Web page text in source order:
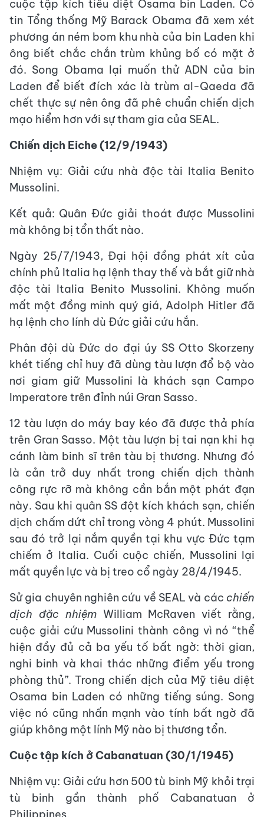
cuộc tập kích tiêu diệt Osama bin Laden. Có
tin Tổng thống Mỹ Barack Obama đã xem xét
phương án ném bom khu nhà của bin Laden khi
ông biết chắc chắn trùm khủng bố có mặt ở
đó. Song Obama lại muốn thử ADN của bin
Laden để biết đích xác là trùm al-Qaeda đã
chết thực sự nên ông đã phê chuẩn chiến dịch
mạo hiểm hơn với sự tham gia của SEAL.
Chiến dịch Eiche (12/9/1943)
Nhiệm vụ: Giải cứu nhà độc tài Italia Benito
Mussolini.
Kết quả: Quân Đức giải thoát được Mussolini
mà không bị tổn thất nào.
Ngày 25/7/1943, Đại hội đồng phát xít của
chính phủ Italia hạ lệnh thay thế và bắt giữ nhà
độc tài Italia Benito Mussolini. Không muốn
mất một đồng minh quý giá, Adolph Hitler đã
hạ lệnh cho lính dù Đức giải cứu hắn.
Phân đội dù Đức do đại úy SS Otto Skorzeny
khét tiếng chỉ huy đã dùng tàu lượn đổ bộ vào
nơi giam giữ Mussolini là khách sạn Campo
Imperatore trên đỉnh núi Gran Sasso.
12 tàu lượn do máy bay kéo đã được thả phía
trên Gran Sasso. Một tàu lượn bị tai nạn khi hạ
cánh làm binh sĩ trên tàu bị thương. Nhưng đó
là cản trở duy nhất trong chiến dịch thành
công rực rỡ mà không cần bắn một phát đạn
này. Sau khi quân SS đột kích khách sạn, chiến
dịch chấm dứt chỉ trong vòng 4 phút. Mussolini
sau đó trở lại nắm quyền tại khu vực Đức tạm
chiếm ở Italia. Cuối cuộc chiến, Mussolini lại
mất quyền lực và bị treo cổ ngày 28/4/1945.
Sử gia chuyên nghiên cứu về SEAL và các chiến
dịch đặc nhiệmWilliam McRaven viết rằng,
cuộc giải cứu Mussolini thành công vì nó “thể
hiện đầy đủ cả ba yếu tố bất ngờ: thời gian,
nghi binh và khai thác những điểm yếu trong
phòng thủ”. Trong chiến dịch của Mỹ tiêu diệt
Osama bin Laden có những tiếng súng. Song
việc nó cũng nhấn mạnh vào tính bất ngờ đã
giúp không một lính Mỹ nào bị thương tổn.
Cuộc tập kích ở Cabanatuan (30/1/1945)
Nhiệm vụ: Giải cứu hơn 500 tù binh Mỹ khỏi trại
tù binh gần thành phố Cabanatuan ở